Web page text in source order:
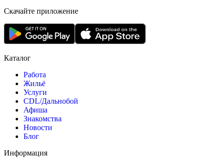
Скачайте приложение
Каталог
Работа
Жильё
Услуги
CDL/Дальнобой
Афиша
Знакомства
Новости
Блог
Информация